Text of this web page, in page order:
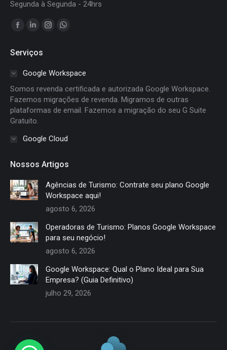
Segunda à Segunda - 24hrs
Encontre-nos em:
Facebook
opens
window
Linkedin
opens
in
window
Instagram
in
new
window
Whatsapp
in
window
Serviços
Google Workspace
Somos revenda certificada e autorizada Google Workspace.
Fazemos migrações de revenda. Migramos de outras
plataformas de email. Fazemos a migração do seu G Suite
Gratuito.
Google Cloud
Nossos Artigos
Agências de Turismo: Contrate seu plano Google
Workspace aqui!
agosto 6, 2026
Operadoras de Turismo: Planos Google Workspace
para seu negócio!
agosto 6, 2026
Google Workspace: Qual o Plano Ideal para Sua
Empresa? (Guia Definitivo)
julho 29, 2026